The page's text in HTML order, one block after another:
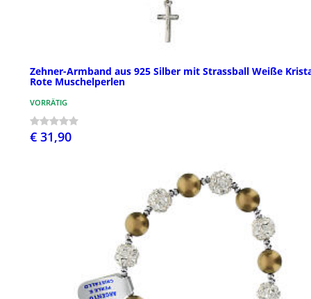
Zehner-Armband aus 925 Silber mit Strassball Weiße
Rote Muschelperlen
VORRÄTIG
€ 31,90